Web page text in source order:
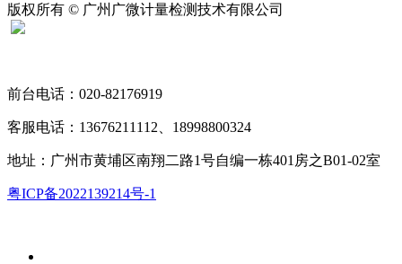
版权所有 © 广州广微计量检测技术有限公司
前台电话：020-82176919
客服电话：13676211112、18998800324
地址：广州市黄埔区南翔二路1号自编一栋401房之B01-02室
粤ICP备2022139214号-1